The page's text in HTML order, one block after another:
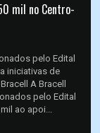
mil no Centro-
pelo Edital
iniciativas de
A Bracell
pelo Edital
ao apoi...